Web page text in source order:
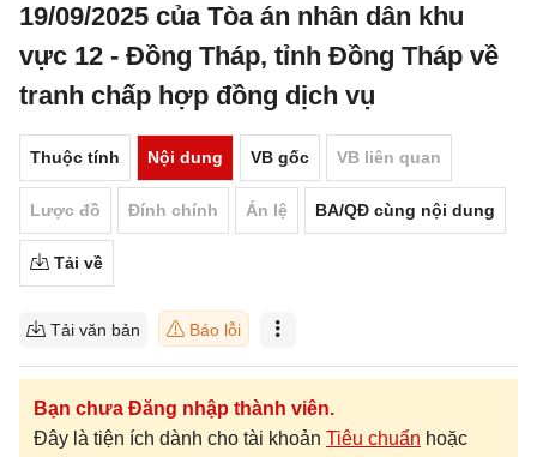
19/09/2025 của Tòa án nhân dân khu
vực 12 - Đồng Tháp, tỉnh Đồng Tháp về
tranh chấp hợp đồng dịch vụ
Thuộc tính Nội dung VB gốc VB liên quan
Lược đồ Đính chính Án lệ BA/QĐ cùng nội dung
Tải về
Tải văn bản Báo lỗi
Bạn chưa Đăng nhập thành viên.
Đây là tiện ích dành cho tài khoản Tiêu chuẩn hoặc